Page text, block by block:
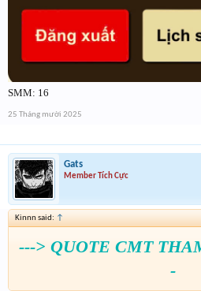
SMM: 16
25 Tháng mười 2025
Gats
Member Tích Cực
Kinnn said: ↑
---> QUOTE CMT
-